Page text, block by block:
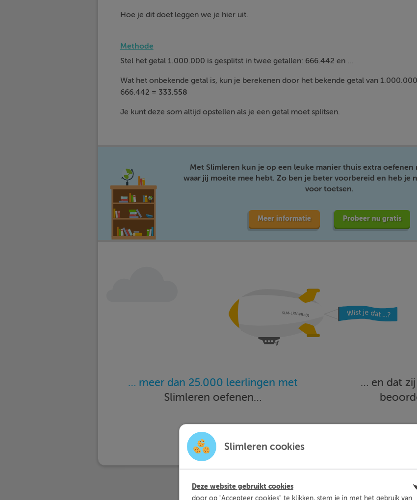
Hoe je dit doet leggen we je hier uit.
Methode
Stel het getal 1.000.000 is gesplitst in twee getallen: 666.442 en ...
Wat het onbekende getal is, kun je berekenen door het bekende getal van
666.442 = 333.558
Je kunt deze som altijd opstellen als je een getal moet splitsen.
Met Slimleren kun je op een leuke manier thuis extra oefenen
waar jij moeite mee hebt. Zo ben je beter voorbereid en heb je
voor toetsen.
Meer informatie Probeer nu gratis
… meer dan 25.000 leerlingen met
Slimleren oefenen…
… en dat
Slimleren cookies
Deze website gebruikt cookies
door op "Accepteer cookies" te klikken, stem je in met het gebruik van